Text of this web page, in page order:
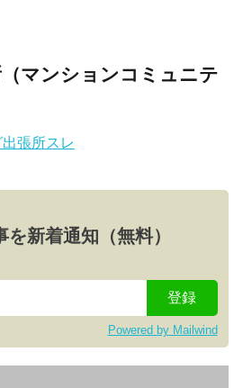
マンションコミュニテ
張所スレ
新着通知（無料）
Powered by Mailwind